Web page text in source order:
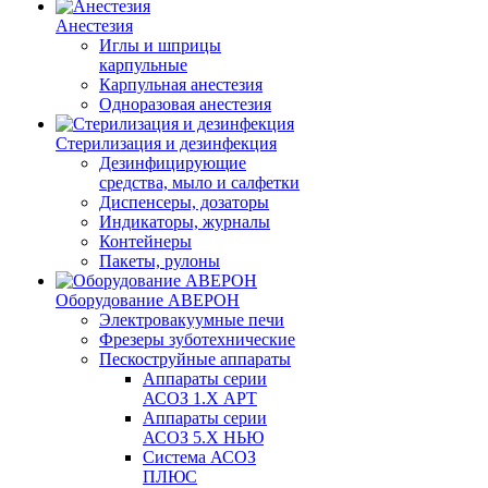
Анестезия
Иглы и шприцы
карпульные
Карпульная анестезия
Одноразовая анестезия
Стерилизация и дезинфекция
Дезинфицирующие
средства, мыло и салфетки
Диспенсеры, дозаторы
Индикаторы, журналы
Контейнеры
Пакеты, рулоны
Оборудование АВЕРОН
Электровакуумные печи
Фрезеры зуботехнические
Пескоструйные аппараты
Аппараты серии
АСОЗ 1.Х АРТ
Аппараты серии
АСОЗ 5.Х НЬЮ
Система АСОЗ
ПЛЮС